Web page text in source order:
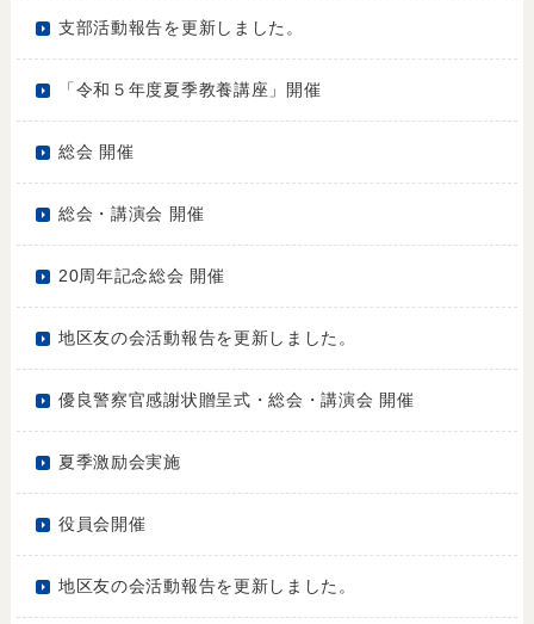
支部活動報告を更新しました。
「令和５年度夏季教養講座」開催
総会 開催
総会・講演会 開催
20周年記念総会 開催
地区友の会活動報告を更新しました。
優良警察官感謝状贈呈式・総会・講演会 開催
夏季激励会実施
役員会開催
地区友の会活動報告を更新しました。